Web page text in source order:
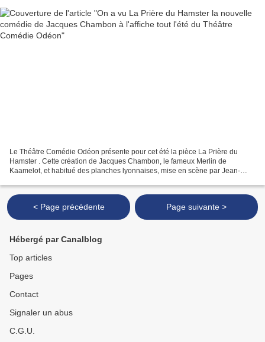
Le Théâtre Comédie Odéon présente pour cet été la pièce La Prière du
Hamster . Cette création de Jacques Chambon, le fameux Merlin de
Kaamelot, et habitué des planches lyonnaises, mise en scène par Jean-
< Page précédente Page suivante >
Hébergé par Canalblog
Top articles
Pages
Contact
Signaler un abus
C.G.U.